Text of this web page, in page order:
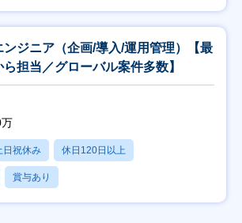
ジニア（企画/導入/運用管理）【最
ら担当／グローバル案件多数】
日祝休み 休日120日以上
賞与あり